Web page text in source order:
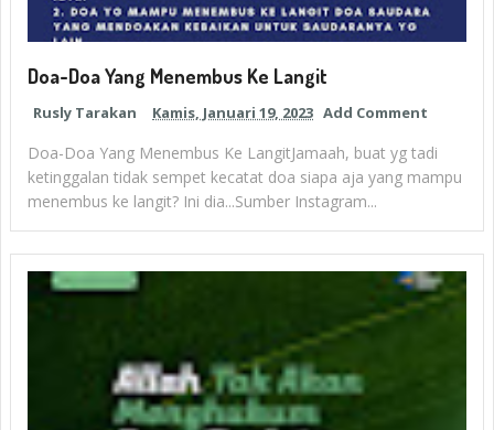
Doa-Doa Yang Menembus Ke Langit
Rusly Tarakan Kamis, Januari 19, 2023 Add Comment
Doa-Doa Yang Menembus Ke LangitJamaah, buat yg tadi
ketinggalan tidak sempet kecatat doa siapa aja yang mampu
menembus ke langit? Ini dia...Sumber Instagram...